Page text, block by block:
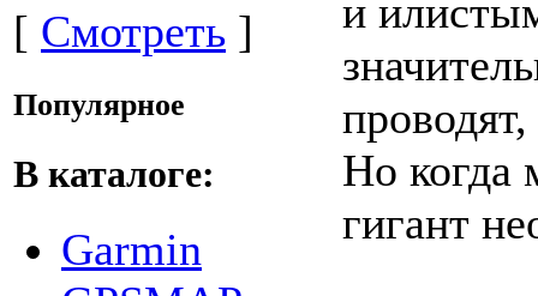
[ Смотреть ]
Популярное
В каталоге:
Garmin
и
Но когда
гигант